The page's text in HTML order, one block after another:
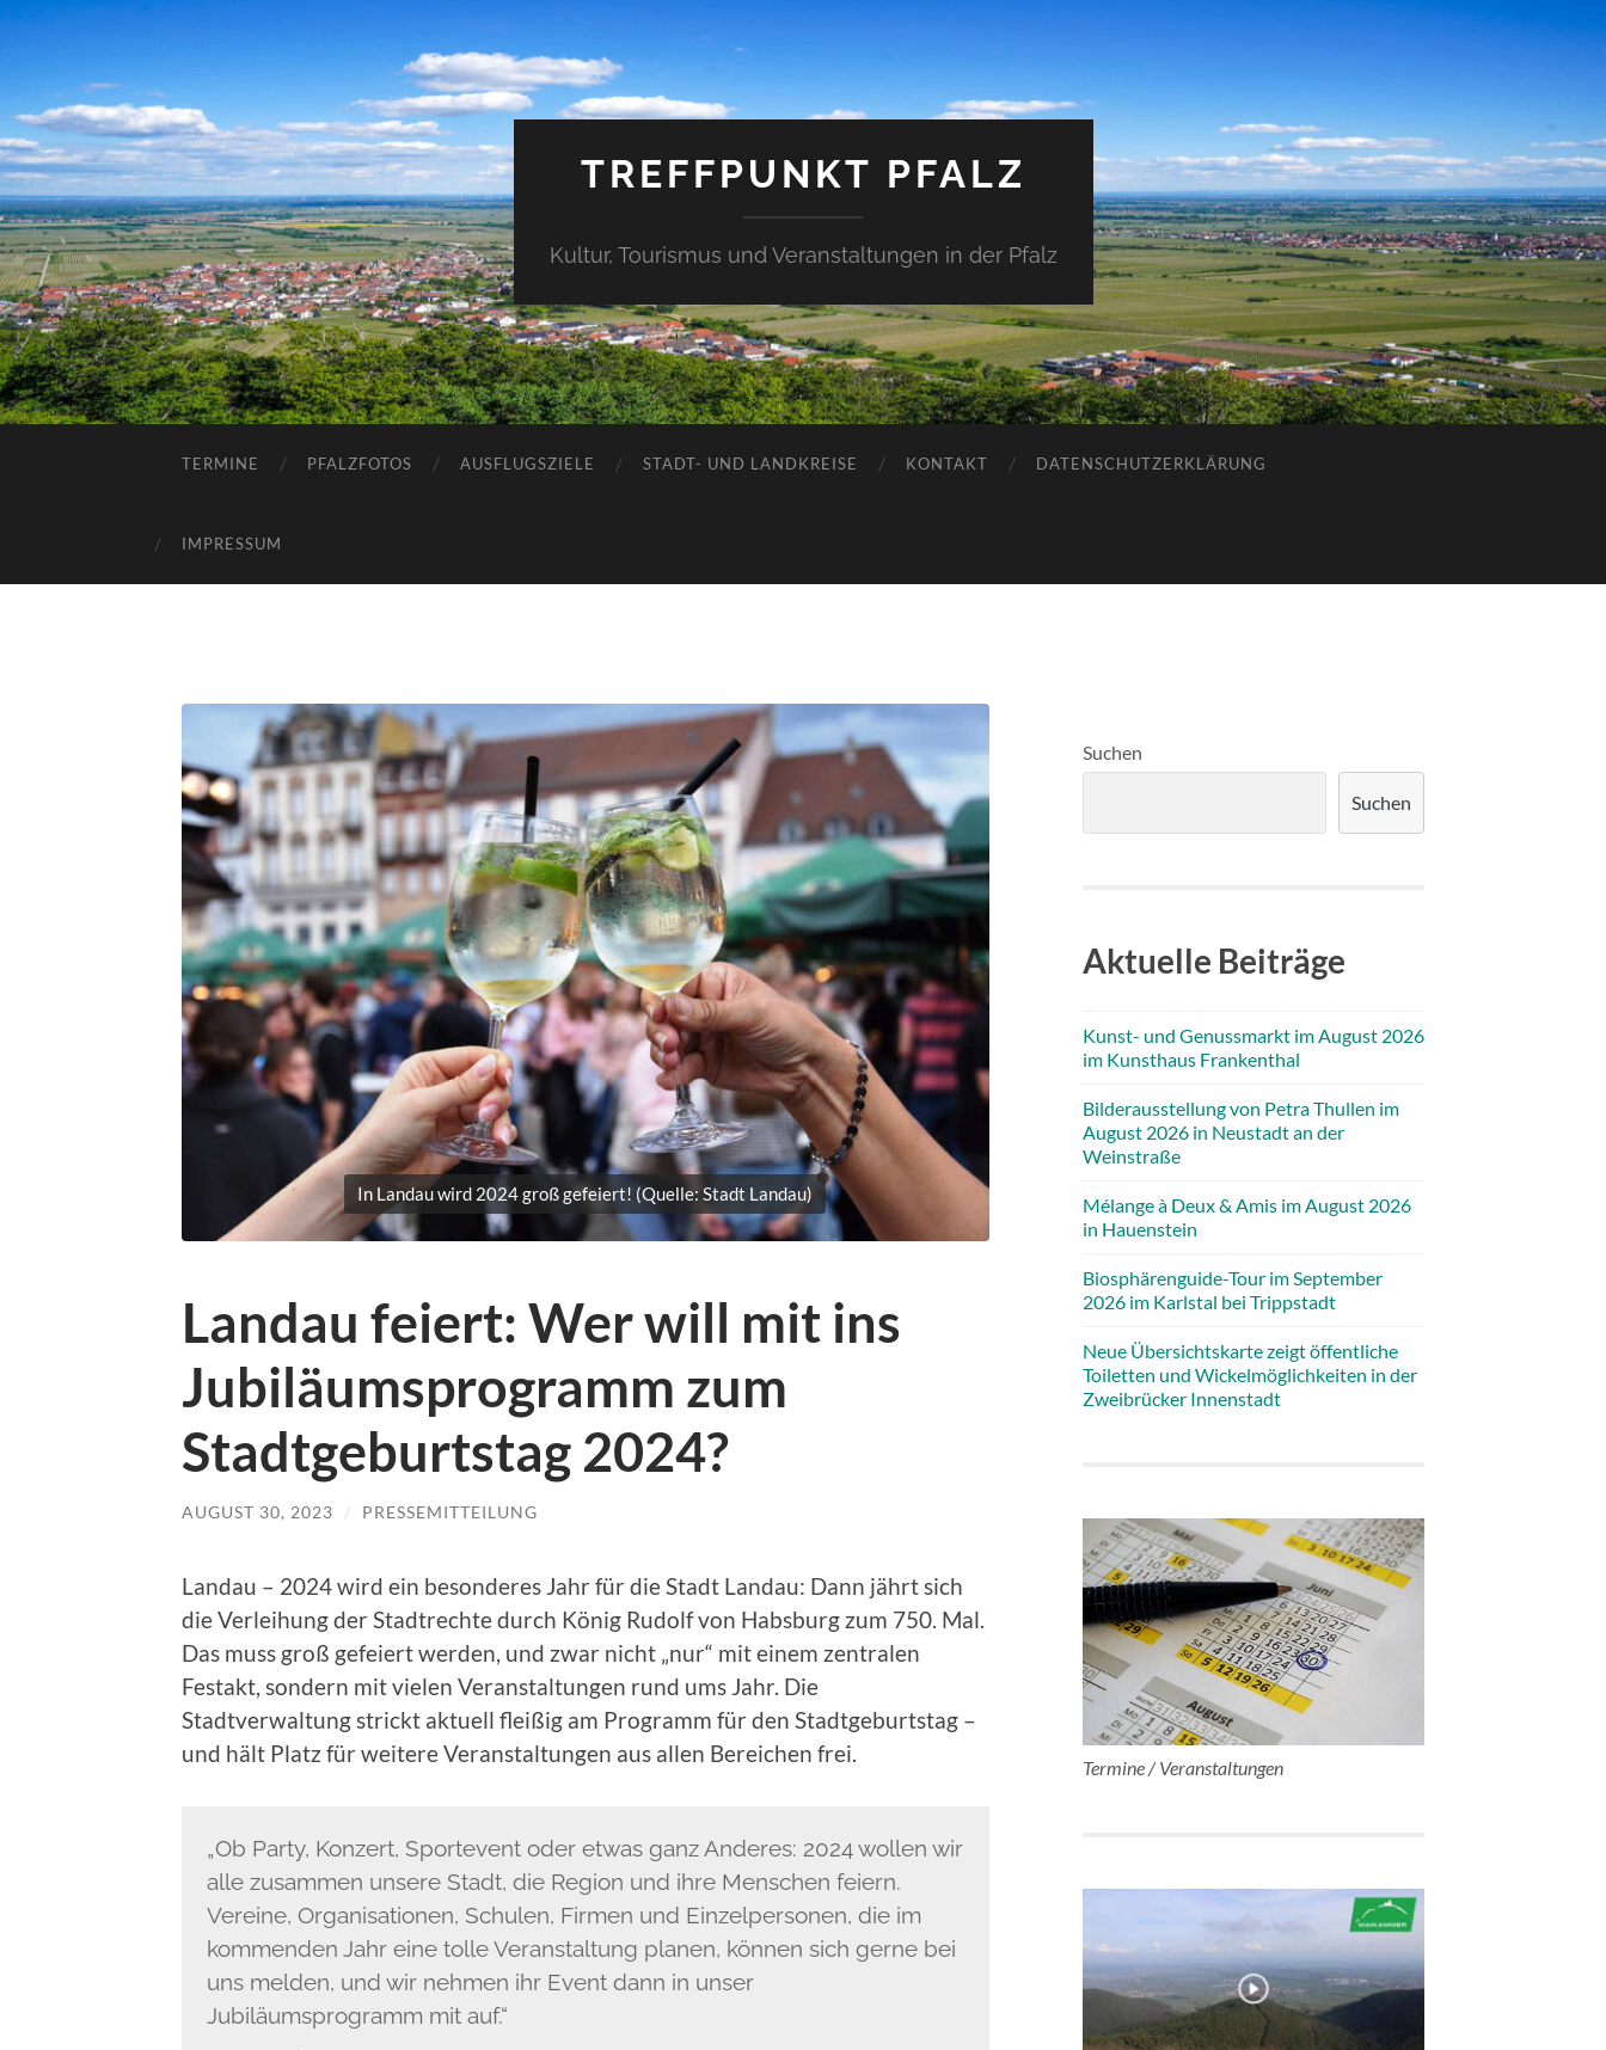
TREFFPUNKT PFALZ
Kultur, Tourismus und Veranstaltungen in der Pfalz
TERMINE PFALZFOTOS AUSFLUGSZIELE STADT- UND LANDKREISE KONTAKT DATENSCHUTZERKLÄRUNG
IMPRESSUM
In Landau wird 2024 groß gefeiert! (Quelle: Stadt Landau)
Landau feiert: Wer will mit ins
Jubiläumsprogramm zum
Stadtgeburtstag 2024?
AUGUST 30, 2023 / PRESSEMITTEILUNG
Landau – 2024 wird ein besonderes Jahr für die Stadt Landau: Dann jährt sich
die Verleihung der Stadtrechte durch König Rudolf von Habsburg zum 750. Mal.
Das muss groß gefeiert werden, und zwar nicht „nur“ mit einem zentralen
Festakt, sondern mit vielen Veranstaltungen rund ums Jahr. Die
Stadtverwaltung strickt aktuell fleißig am Programm für den Stadtgeburtstag –
und hält Platz für weitere Veranstaltungen aus allen Bereichen frei.
„Ob Party, Konzert, Sportevent oder etwas ganz Anderes: 2024 wollen wir
alle zusammen unsere Stadt, die Region und ihre Menschen feiern.
Vereine, Organisationen, Schulen, Firmen und Einzelpersonen, die im
kommenden Jahr eine tolle Veranstaltung planen, können sich gerne bei
uns melden, und wir nehmen ihr Event dann in unser
Jubiläumsprogramm mit auf.“
Suchen
Suchen
Aktuelle Beiträge
Kunst- und Genussmarkt im August 2026
im Kunsthaus Frankenthal
Bilderausstellung von Petra Thullen im
August 2026 in Neustadt an der
Weinstraße
Mélange à Deux & Amis im August 2026
in Hauenstein
Biosphärenguide-Tour im September
2026 im Karlstal bei Trippstadt
Neue Übersichtskarte zeigt öffentliche
Toiletten und Wickelmöglichkeiten in der
Zweibrücker Innenstadt
Termine / Veranstaltungen